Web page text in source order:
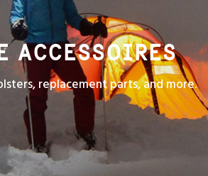
ACCESSOIRES
replacement parts, and more.